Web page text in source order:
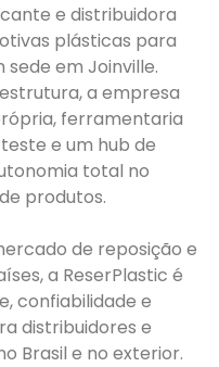
e distribuidora
plásticas para
sede em Joinville.
a empresa
ferramentaria
e um hub de
total no
produtos.
de reposição e
a ReserPlastic é
confiabilidade e
distribuidores e
Brasil e no exterior.